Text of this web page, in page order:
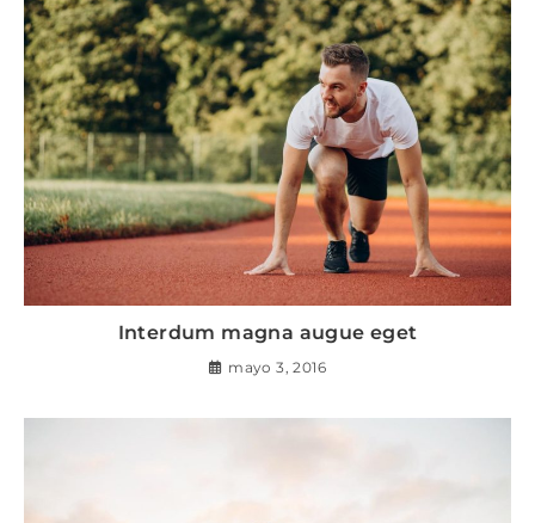
Interdum magna augue eget
mayo 3, 2016